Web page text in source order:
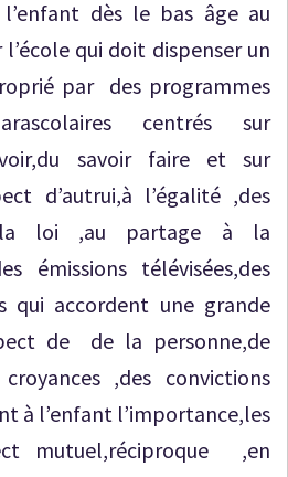
dès le bas âge au
qui doit dispenser un
par des programmes
centrés sur
savoir faire et sur
d’autrui,à l’égalité ,des
la loi ,au partage à la
émissions télévisées,des
qui accordent une grande
de de la personne,de
croyances ,des convictions
à l’enfant l’importance,les
mutuel,réciproque ,en